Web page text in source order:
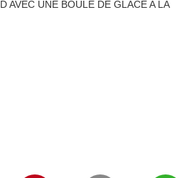
AVEC UNE BOULE DE GLACE A LA